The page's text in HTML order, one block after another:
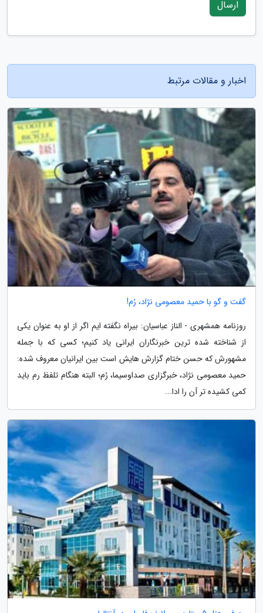
ارسال
اخبار و مقالات مرتبط
گفت و گو با حمید معصومی نژاد، رُم!
روزنامه همشهری - الناز عباسیان: بیراه نگفته ایم اگر از او به عنوان یکی
از شناخته شده ترین خبرنگاران ایرانی یاد کنیم؛ کسی که با جمله
مشهورش که حسن ختام گزارش هایش است بین ایرانیان معروف شده:
حمید معصومی نژاد، خبرگزاری صداوسیما، رُم؛ البته هنگام تلفظ رم باید
کمی کشیده تر آن را ادا...